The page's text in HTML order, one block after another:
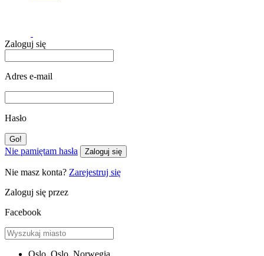
Zaloguj się
Adres e-mail
Hasło
Nie pamiętam hasła Zaloguj się
Nie masz konta? Zarejestruj się
Zaloguj się przez
Facebook
Oslo, Oslo, Norwegia